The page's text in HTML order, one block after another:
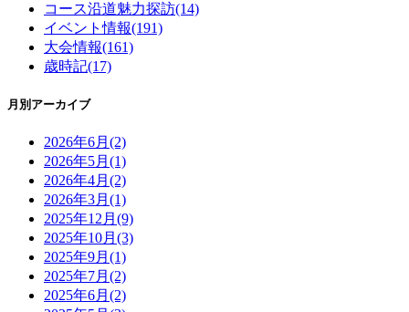
コース沿道魅力探訪(14)
イベント情報(191)
大会情報(161)
歳時記(17)
月別アーカイブ
2026年6月(2)
2026年5月(1)
2026年4月(2)
2026年3月(1)
2025年12月(9)
2025年10月(3)
2025年9月(1)
2025年7月(2)
2025年6月(2)